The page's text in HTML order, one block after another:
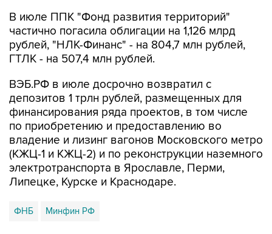
В июле ППК "Фонд развития территорий"
частично погасила облигации на 1,126 млрд
рублей, "НЛК-Финанс" - на 804,7 млн рублей,
ГТЛК - на 507,4 млн рублей.
ВЭБ.РФ в июле досрочно возвратил с
депозитов 1 трлн рублей, размещенных для
финансирования ряда проектов, в том числе
по приобретению и предоставлению во
владение и лизинг вагонов Московского метро
(КЖЦ-1 и КЖЦ-2) и по реконструкции наземного
электротранспорта в Ярославле, Перми,
Липецке, Курске и Краснодаре.
ФНБ Минфин РФ